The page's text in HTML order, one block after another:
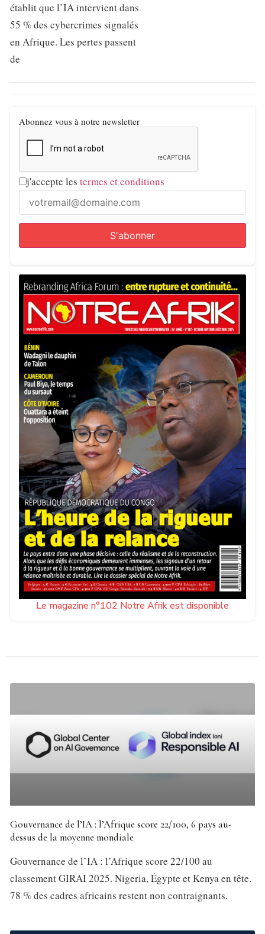
établit que l’IA intervient dans
55 % des cybercrimes signalés
en Afrique. Les pertes passent
de
Abonnez vous à notre newsletter
j'accepte les termes et conditions
Le magazine n°102 Notre Afrik est disponible
Gouvernance de l’IA : l’Afrique score 22/100, 6 pays au-
dessus de la moyenne mondiale
Gouvernance de l’IA : l’Afrique score 22/100 au
classement GIRAI 2025. Nigeria, Égypte et Kenya en tête.
78 % des cadres africains restent non contraignants.